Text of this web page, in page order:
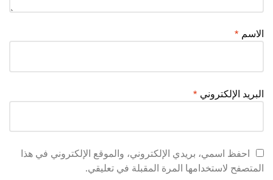
الاسم *
البريد الإلكتروني *
احفظ اسمي، بريدي الإلكتروني، والموقع الإلكتروني في هذا
المتصفح لاستخدامها المرة المقبلة في تعليقي.